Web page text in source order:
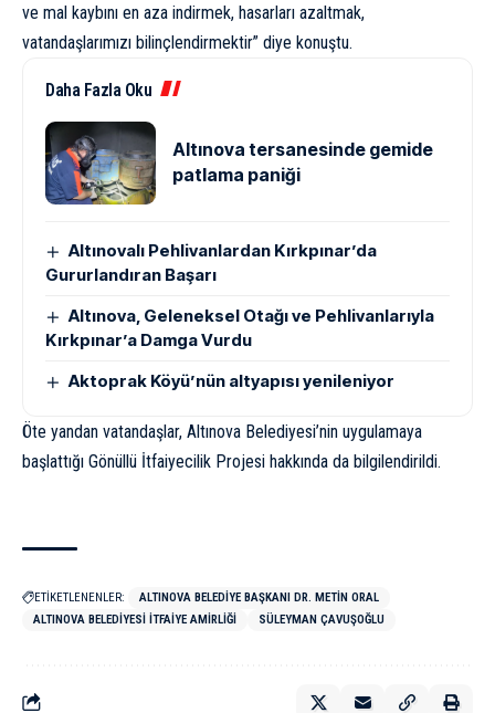
ve mal kaybını en aza indirmek, hasarları azaltmak,
vatandaşlarımızı bilinçlendirmektir” diye konuştu.
Daha Fazla Oku
Altınova tersanesinde gemide
patlama paniği
Altınovalı Pehlivanlardan Kırkpınar’da
Gururlandıran Başarı
Altınova, Geleneksel Otağı ve Pehlivanlarıyla
Kırkpınar’a Damga Vurdu
Aktoprak Köyü’nün altyapısı yenileniyor
Öte yandan vatandaşlar, Altınova Belediyesi’nin uygulamaya
başlattığı Gönüllü İtfaiyecilik Projesi hakkında da bilgilendirildi.
ETİKETLENENLER:
ALTINOVA BELEDIYE BAŞKANI DR. METIN ORAL
ALTINOVA BELEDIYESI İTFAIYE AMIRLIĞI
SÜLEYMAN ÇAVUŞOĞLU